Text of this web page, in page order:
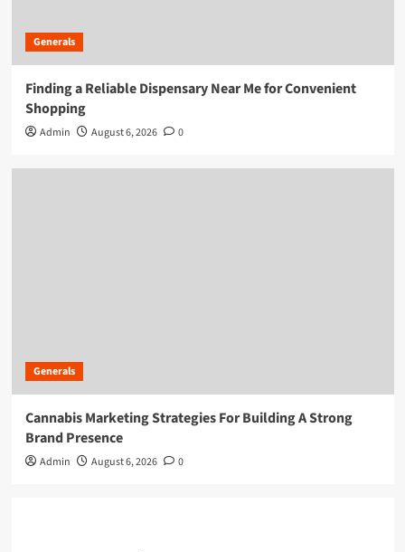
Generals
Finding a Reliable Dispensary Near Me for Convenient
Shopping
Admin August 6, 2026 0
Generals
Cannabis Marketing Strategies For Building A Strong
Brand Presence
Admin August 6, 2026 0